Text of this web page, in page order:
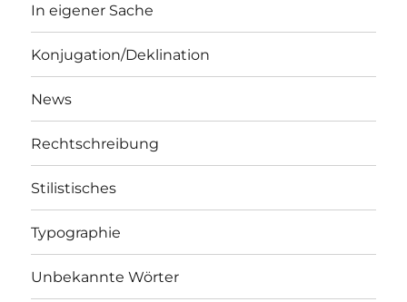
In eigener Sache
Konjugation/Deklination
News
Rechtschreibung
Stilistisches
Typographie
Unbekannte Wörter